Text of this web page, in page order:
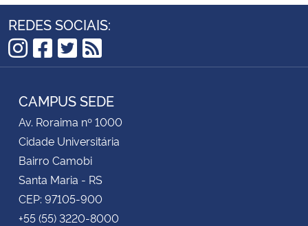
REDES SOCIAIS:
Instagram
Facebook
Twitter
RSS
CAMPUS SEDE
Av. Roraima nº 1000
Cidade Universitária
Bairro Camobi
Santa Maria - RS
CEP: 97105-900
+55 (55) 3220-8000